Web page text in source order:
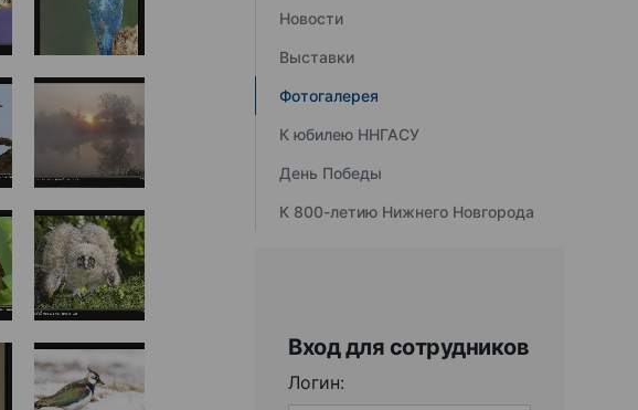
Новости
Выставки
Фотогалерея
К юбилею ННГАСУ
День Победы
К 800-летию Нижнего Новгорода
Вход для сотрудников
Логин: